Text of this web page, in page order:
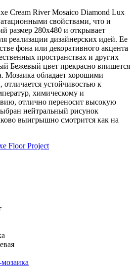
Cream River Mosaico Diamond Lux
свойствами, что и
размер 280x480 и открывает
реализации дизайнерских идей. Ее
фона или декоративного акцента
пространствах и других
Бежевый цвет прекрасно впишется
Мозаика обладает хорошими
отличается устойчивостью к
химическому и
отлично переносит высокую
нейтральный рисунок
выигрышно смотрится как на
Floor Project